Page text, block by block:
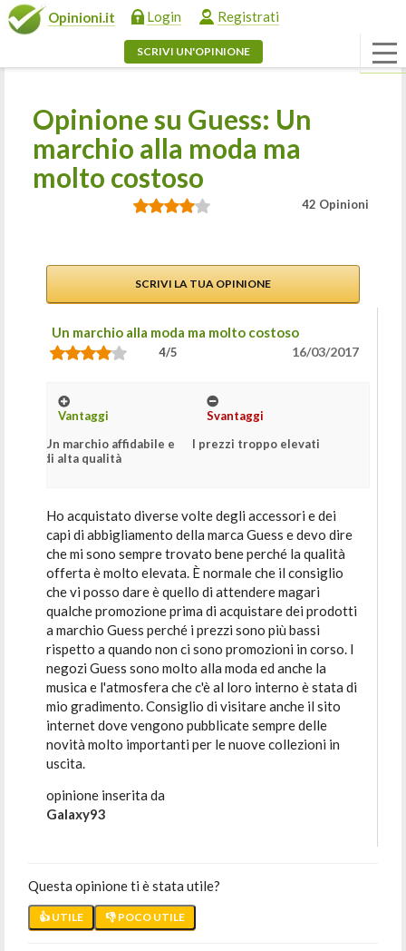
Opinioni.it Login Registrati
SCRIVI UN'OPINIONE
Opinione su Guess: Un
marchio alla moda ma
molto costoso
42 Opinioni
SCRIVI LA TUA OPINIONE
Un marchio alla moda ma molto costoso
4/5 16/03/2017
Vantaggi
Un marchio affidabile e
di alta qualità
Svantaggi
I prezzi troppo elevati
Ho acquistato diverse volte degli accessori e dei
capi di abbigliamento della marca Guess e devo dire
che mi sono sempre trovato bene perché la qualità
offerta è molto elevata. È normale che il consiglio
che vi posso dare è quello di attendere magari
qualche promozione prima di acquistare dei prodotti
a marchio Guess perché i prezzi sono più bassi
rispetto a quando non ci sono promozioni in corso. I
negozi Guess sono molto alla moda ed anche la
musica e l'atmosfera che c'è al loro interno è stata di
mio gradimento. Consiglio di visitare anche il sito
internet dove vengono pubblicate sempre delle
novità molto importanti per le nuove collezioni in
uscita.
opinione inserita da
Galaxy93
Questa opinione ti è stata utile?
👍 UTILE 👎 POCO UTILE